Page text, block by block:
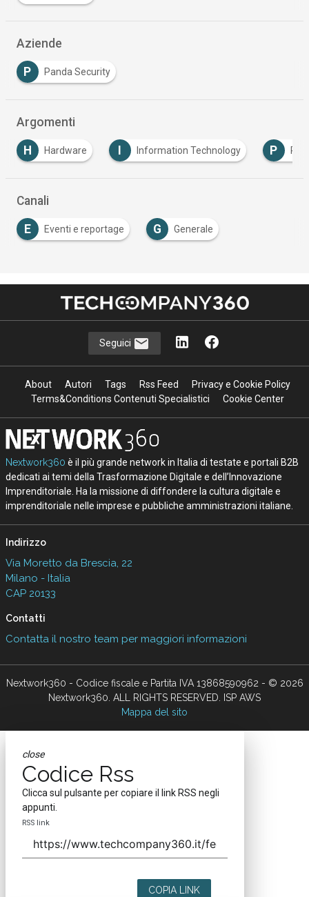
Aziende
P Panda Security
Argomenti
Hardware Information Technology
Canali
E Eventi e reportage G Generale
Seguici
About Autori Tags Rss Feed
Privacy e Cookie Policy
Terms&Conditions Contenuti Specialistici
Cookie Center
Nextwork360 è il più grande network in Italia di testate e portali B2B
dedicati ai temi della Trasformazione Digitale e dell’Innovazione
Imprenditoriale. Ha la missione di diffondere la cultura digitale e
imprenditoriale nelle imprese e pubbliche amministrazioni italiane.
Indirizzo
Via Moretto da Brescia, 22
Milano - Italia
CAP 20133
Contatti
Contatta il nostro team per maggiori informazioni
Nextwork360 - Codice fiscale e Partita IVA 13868590962 - © 2026
Nextwork360. ALL RIGHTS RESERVED. ISP AWS
Mappa del sito
close
Codice Rss
Clicca sul pulsante per copiare il link RSS negli
appunti.
RSS link
COPIA LINK